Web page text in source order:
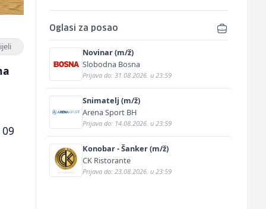
Oglasi za posao
Novinar (m/ž)
Slobodna Bosna
Prijava do: 31.08.2026. u 23:59
Snimatelj (m/ž)
Arena Sport BH
Prijava do: 14.08.2026. u 23:59
Konobar - Šanker (m/ž)
CK Ristorante
Prijava do: 23.08.2026. u 23:59